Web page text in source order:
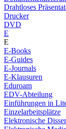
Drahtloses
Drucker
DVD
E
E
E-Books
E-Guides
E-Journals
E-Klausuren
Eduroam
EDV-Abteilung
Einführungen in
Einzelarbeitsplätze
Elektronische